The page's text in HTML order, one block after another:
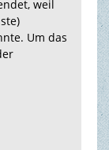
weil
Um das